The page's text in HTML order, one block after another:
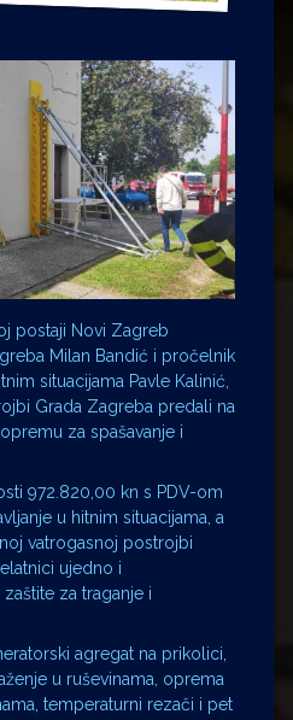
postaji Novi Zagreb
Milan Bandić i pročelnik
situacijama Pavle Kalinić,
Grada Zagreba predali na
za spašavanje i
972.820,00 kn s PDV-om
u hitnim situacijama, a
vatrogasnoj postrojbi
ujedno i
za traganje i
agregat na prikolici,
u ruševinama, oprema
temperaturni rezači i pet